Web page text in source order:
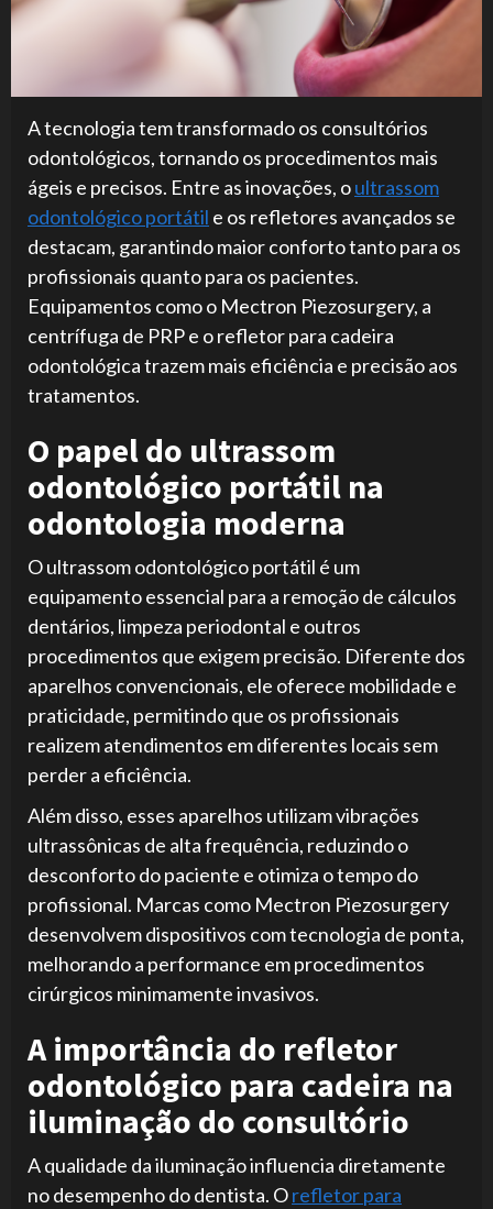
A tecnologia tem transformado os consultórios
odontológicos, tornando os procedimentos mais
ágeis e precisos. Entre as inovações, oultrassom
odontológico portátil e os refletores avançados se
destacam, garantindo maior conforto tanto para os
profissionais quanto para os pacientes.
Equipamentos como o Mectron Piezosurgery, a
centrífuga de PRP e o refletor para cadeira
odontológica trazem mais eficiência e precisão aos
tratamentos.
O papel do ultrassom
odontológico portátil na
odontologia moderna
O ultrassom odontológico portátil é um
equipamento essencial para a remoção de cálculos
dentários, limpeza periodontal e outros
procedimentos que exigem precisão. Diferente dos
aparelhos convencionais, ele oferece mobilidade e
praticidade, permitindo que os profissionais
realizem atendimentos em diferentes locais sem
perder a eficiência.
Além disso, esses aparelhos utilizam vibrações
ultrassônicas de alta frequência, reduzindo o
desconforto do paciente e otimiza o tempo do
profissional. Marcas como Mectron Piezosurgery
desenvolvem dispositivos com tecnologia de ponta,
melhorando a performance em procedimentos
cirúrgicos minimamente invasivos.
A importância do refletor
odontológico para cadeira na
iluminação do consultório
A qualidade da iluminação influencia diretamente
no desempenho do dentista. Orefletor para